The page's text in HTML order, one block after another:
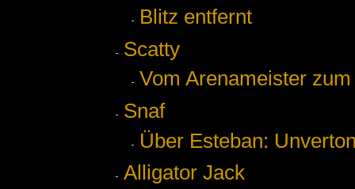
Blitz entfernt
Scatty
Vom Arenameister
Snaf
Über Esteban:
Alligator Jack